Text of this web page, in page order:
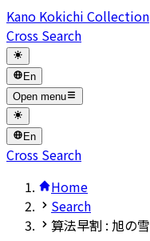
Kano Kokichi Collection
Cross Search
En
Open menu
En
Cross Search
Home
Search
算法早割 : 旭の雪